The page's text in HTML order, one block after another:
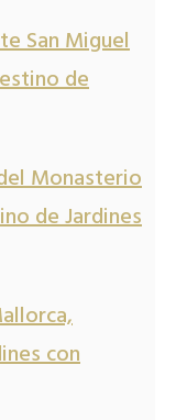
San Miguel
de
Monasterio
de Jardines
con